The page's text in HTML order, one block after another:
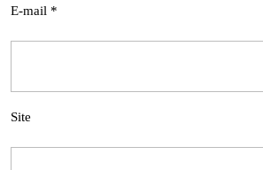
E-mail *
Site